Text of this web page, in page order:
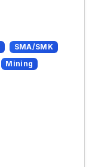
SMA/SMK
Mining